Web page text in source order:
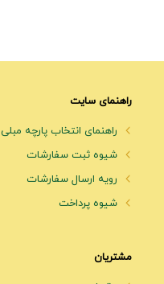
راهنمای سایت
راهنمای انتخاب پارچه مبلی
شیوه ثبت سفارشات
رویه ارسال سفارشات
شیوه پرداخت
مشتریان